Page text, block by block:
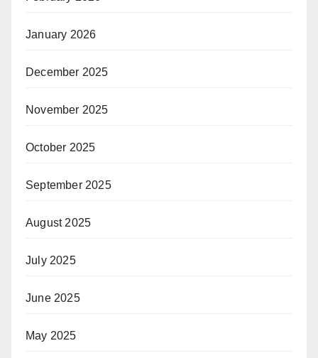
January 2026
December 2025
November 2025
October 2025
September 2025
August 2025
July 2025
June 2025
May 2025